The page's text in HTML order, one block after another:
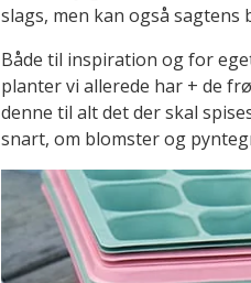
slags, men kan også
Både til inspiration og for
planter vi allerede har + de
denne til alt det der skal
snart, om blomster og